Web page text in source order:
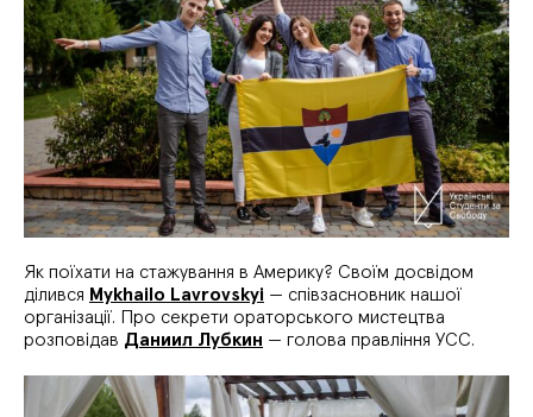
Як поїхати на стажування в Америку? Своїм досвідом
ділився Mykhailo Lavrovskyi — співзасновник нашої
організації. Про секрети ораторського мистецтва
розповідав Даниил Лубкин — голова правління УСС.